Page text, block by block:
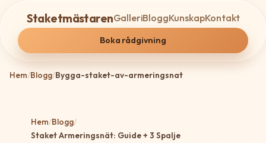
StaketmästarenGalleriBloggKunskapKontakt
Boka rådgivning
Hem/Blogg/Bygga-staket-av-armeringsnat
Hem/Blogg/
Staket Armeringsnät: Guide + 3 Spalje